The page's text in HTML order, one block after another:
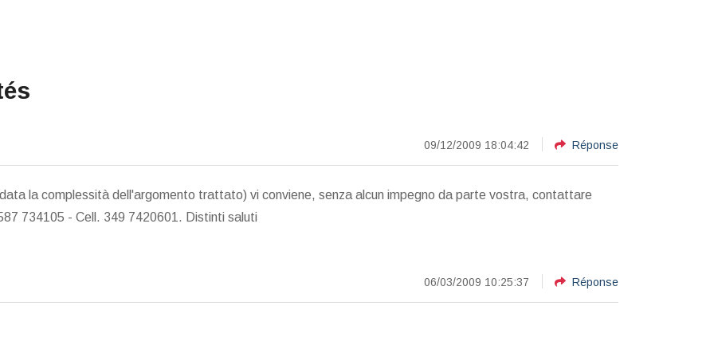
09/12/2009 18:04:42 Réponse
la complessità dell'argomento trattato) vi conviene, senza alcun impegno da parte vostra, contattare
734105 - Cell. 349 7420601. Distinti saluti
06/03/2009 10:25:37 Réponse